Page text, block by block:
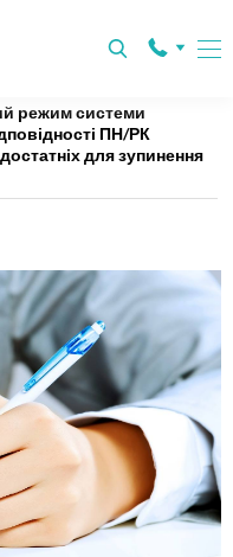
режим системи
ПН/РК
для зупинення